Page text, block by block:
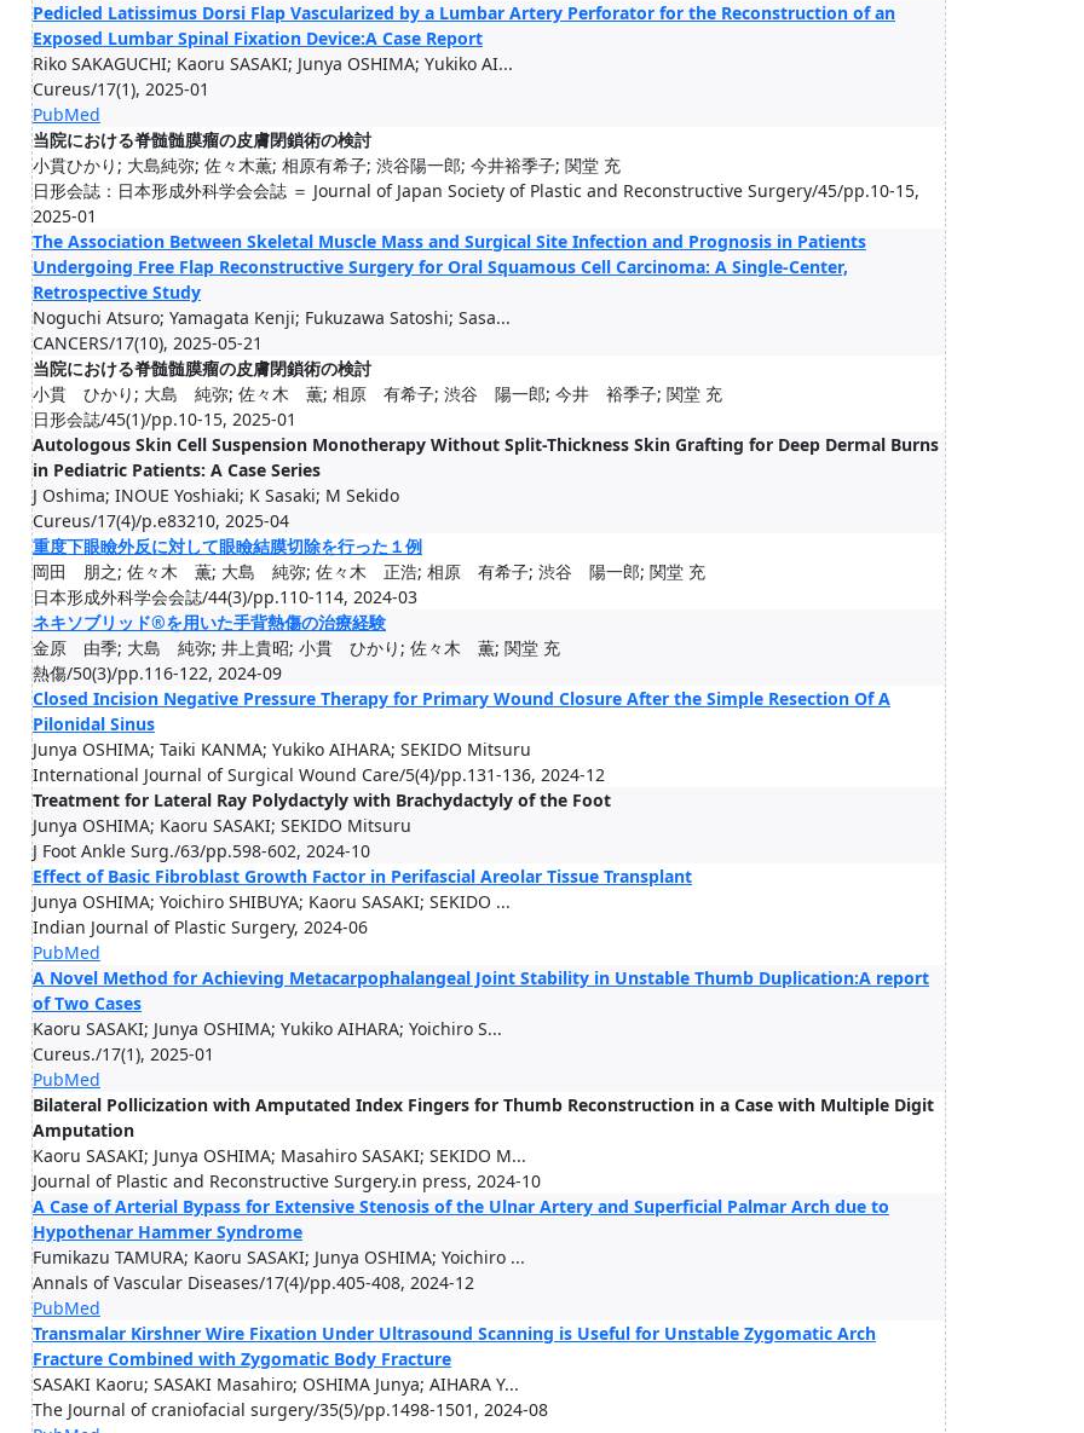
Pedicled Latissimus Dorsi Flap Vascularized by a Lumbar Artery Perforator for the Reconstruction of an
Exposed Lumbar Spinal Fixation Device:A Case Report
Riko SAKAGUCHI; Kaoru SASAKI; Junya OSHIMA; Yukiko AI...
Cureus/17(1), 2025-01
PubMed
当院における脊髄髄膜瘤の皮膚閉鎖術の検討
小貫ひかり; 大島純弥; 佐々木薫; 相原有希子; 渋谷陽一郎; 今井裕季子; 関堂 充
日形会誌：日本形成外科学会会誌 ＝ Journal of Japan Society of Plastic and Reconstructive Surgery/45/pp.10-15,
2025-01
The Association Between Skeletal Muscle Mass and Surgical Site Infection and Prognosis in Patients
Undergoing Free Flap Reconstructive Surgery for Oral Squamous Cell Carcinoma: A Single-Center,
Retrospective Study
Noguchi Atsuro; Yamagata Kenji; Fukuzawa Satoshi; Sasa...
CANCERS/17(10), 2025-05-21
当院における脊髄髄膜瘤の皮膚閉鎖術の検討
小貫 ひかり; 大島 純弥; 佐々木 薫; 相原 有希子; 渋谷 陽一郎; 今井 裕季子; 関堂 充
日形会誌/45(1)/pp.10-15, 2025-01
Autologous Skin Cell Suspension Monotherapy Without Split-Thickness Skin Grafting for Deep Dermal Burns
in Pediatric Patients: A Case Series
J Oshima; INOUE Yoshiaki; K Sasaki; M Sekido
Cureus/17(4)/p.e83210, 2025-04
重度下眼瞼外反に対して眼瞼結膜切除を行った１例
岡田 朋之; 佐々木 薫; 大島 純弥; 佐々木 正浩; 相原 有希子; 渋谷 陽一郎; 関堂 充
日本形成外科学会会誌/44(3)/pp.110-114, 2024-03
ネキソブリッド®を用いた手背熱傷の治療経験
金原 由季; 大島 純弥; 井上貴昭; 小貫 ひかり; 佐々木 薫; 関堂 充
熱傷/50(3)/pp.116-122, 2024-09
Closed Incision Negative Pressure Therapy for Primary Wound Closure After the Simple Resection Of A
Pilonidal Sinus
Junya OSHIMA; Taiki KANMA; Yukiko AIHARA; SEKIDO Mitsuru
International Journal of Surgical Wound Care/5(4)/pp.131-136, 2024-12
Treatment for Lateral Ray Polydactyly with Brachydactyly of the Foot
Junya OSHIMA; Kaoru SASAKI; SEKIDO Mitsuru
J Foot Ankle Surg./63/pp.598-602, 2024-10
Effect of Basic Fibroblast Growth Factor in Perifascial Areolar Tissue Transplant
Junya OSHIMA; Yoichiro SHIBUYA; Kaoru SASAKI; SEKIDO ...
Indian Journal of Plastic Surgery, 2024-06
PubMed
A Novel Method for Achieving Metacarpophalangeal Joint Stability in Unstable Thumb Duplication:A report
of Two Cases
Kaoru SASAKI; Junya OSHIMA; Yukiko AIHARA; Yoichiro S...
Cureus./17(1), 2025-01
PubMed
Bilateral Pollicization with Amputated Index Fingers for Thumb Reconstruction in a Case with Multiple Digit
Amputation
Kaoru SASAKI; Junya OSHIMA; Masahiro SASAKI; SEKIDO M...
Journal of Plastic and Reconstructive Surgery.in press, 2024-10
A Case of Arterial Bypass for Extensive Stenosis of the Ulnar Artery and Superficial Palmar Arch due to
Hypothenar Hammer Syndrome
Fumikazu TAMURA; Kaoru SASAKI; Junya OSHIMA; Yoichiro ...
Annals of Vascular Diseases/17(4)/pp.405-408, 2024-12
PubMed
Transmalar Kirshner Wire Fixation Under Ultrasound Scanning is Useful for Unstable Zygomatic Arch
Fracture Combined with Zygomatic Body Fracture
SASAKI Kaoru; SASAKI Masahiro; OSHIMA Junya; AIHARA Y...
The Journal of craniofacial surgery/35(5)/pp.1498-1501, 2024-08